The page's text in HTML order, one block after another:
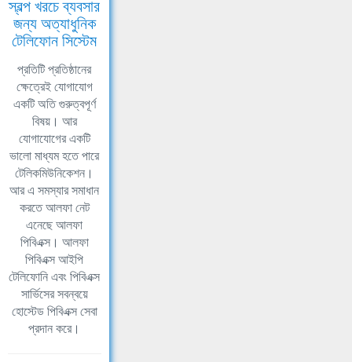
স্বল্প খরচে ব্যবসার
জন্য অত্যাধুনিক
টেলিফোন সিস্টেম
প্রতিটি প্রতিষ্ঠানের
ক্ষেত্রেই যোগাযোগ
একটি অতি গুরুত্বপূর্ণ
বিষয়। আর
যোগাযোগের একটি
ভালো মাধ্যম হতে পারে
টেলিকমিউনিকেশন।
আর এ সমস্যার সমাধান
করতে আলফা নেট
এনেছে আলফা
পিবিএক্স। আলফা
পিবিএক্স আইপি
টেলিফোনি এবং পিবিএক্স
সার্ভিসের সবন্বয়ে
হোস্টেড পিবিএক্স সেবা
প্রদান করে।